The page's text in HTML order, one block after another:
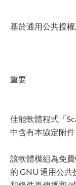
基於通用公共授
重要
佳能軟體程式「
中含有本協定附件
該軟體模組為免
的 GNU 通用公共